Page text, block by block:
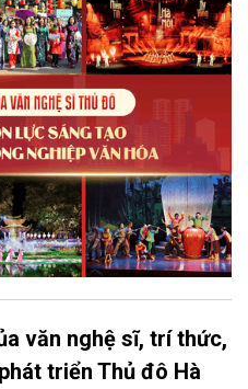
phát triển sẽ là “chìa khóa”
năng văn hóa, nâng cao năng
của một trung tâm sáng tạo
văn nghệ sĩ, trí thức,
triển Thủ đô Hà